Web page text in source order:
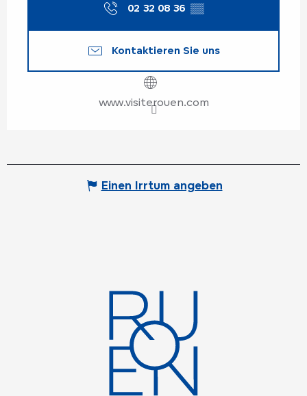
02 32 08 36 ▒▒
Kontaktieren Sie uns
www.visiterouen.com
Einen Irrtum angeben